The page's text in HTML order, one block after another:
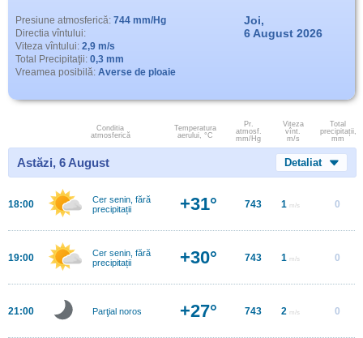
Presiune atmosferică: 744 mm/Hg
Directia vîntului:
Viteza vîntului: 2,9 m/s
Total Precipitaţii: 0,3 mm
Vreamea posibilă: Averse de ploaie
Joi,
6 August 2026
Conditia
atmosferică
Temperatura
aerului, °C
Pr.
atmosf.
mm/Hg
Viteza
vînt.
m/s
Total
precipitații,
mm
Astăzi, 6 August Detaliat
18:00
Cer senin, fără
precipitații
+31° 743 1 m/s 0
19:00
Cer senin, fără
precipitații
+30° 743 1 m/s 0
21:00 Parţial noros +27° 743 2 m/s 0